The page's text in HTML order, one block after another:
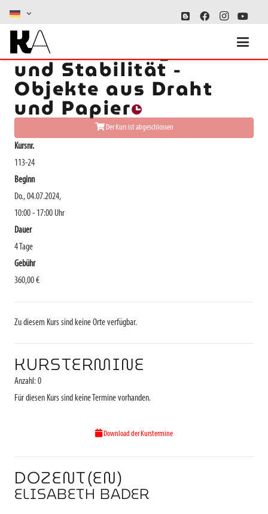
Zwischen Fragilität
und Stabilität -
Objekte aus Draht
und Papier
Der Kurs ist abgeschlossen
Kursnr.
113-24
Beginn
Do., 04.07.2024,
10:00 - 17:00 Uhr
Dauer
4 Tage
Gebühr
360,00 €
Zu diesem Kurs sind keine Orte verfügbar.
KURSTERMINE
Anzahl: 0
Für diesen Kurs sind keine Termine vorhanden.
Download der Kurstermine
DOZENT(EN)
ELISABETH BADER